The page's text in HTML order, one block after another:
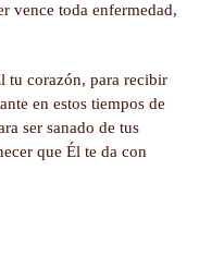
vence toda enfermedad,
tu corazón, para recibir
en estos tiempos de
ser sanado de tus
que Él te da con